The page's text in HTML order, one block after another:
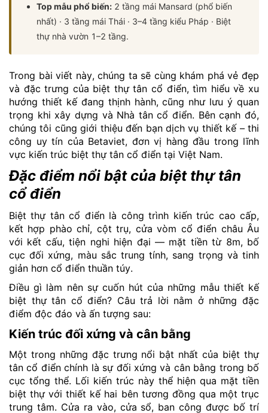
Top mẫu phổ biến: 2 tầng mái Mansard (phổ biến
nhất) · 3 tầng mái Thái · 3–4 tầng kiểu Pháp · Biệt
thự nhà vườn 1–2 tầng.
Trong bài viết này, chúng ta sẽ cùng khám phá vẻ đẹp
và đặc trưng của biệt thự tân cổ điển, tìm hiểu về xu
hướng thiết kế đang thịnh hành, cũng như lưu ý quan
trọng khi xây dựng và Nhà tân cổ điển. Bên cạnh đó,
chúng tôi cũng giới thiệu đến bạn dịch vụ thiết kế – thi
công uy tín của Betaviet, đơn vị hàng đầu trong lĩnh
vực kiến trúc biệt thự tân cổ điển tại Việt Nam.
Đặc điểm nổi bật của biệt thự tân
cổ điển
Biệt thự tân cổ điển là công trình kiến trúc cao cấp,
kết hợp phào chỉ, cột trụ, cửa vòm cổ điển châu Âu
với kết cấu, tiện nghi hiện đại — mặt tiền từ 8m, bố
cục đối xứng, màu sắc trung tính, sang trọng và tinh
giản hơn cổ điển thuần túy.
Điều gì làm nên sự cuốn hút của những mẫu thiết kế
biệt thự tân cổ điển? Câu trả lời nằm ở những đặc
điểm độc đáo và ấn tượng sau:
Kiến trúc đối xứng và cân bằng
Một trong những đặc trưng nổi bật nhất của biệt thự
tân cổ điển chính là sự đối xứng và cân bằng trong bố
cục tổng thể. Lối kiến trúc này thể hiện qua mặt tiền
biệt thự với thiết kế hai bên tương đồng qua một trục
trung tâm. Cửa ra vào, cửa sổ, ban công được bố trí